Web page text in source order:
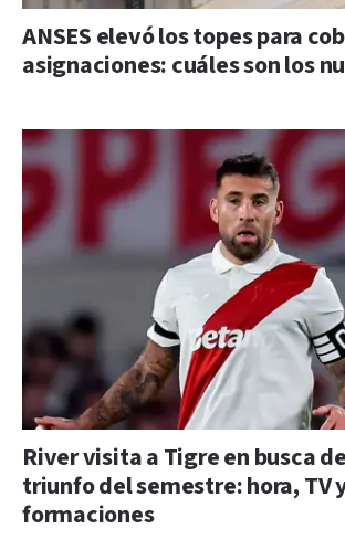
ANSES elevó los topes para
asignaciones: cuáles son los
River visita a Tigre en busca
triunfo del semestre: hora, TV
formaciones